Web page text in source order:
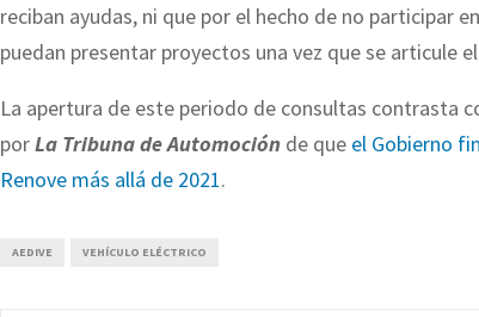
reciban ayudas, ni que por el hecho de no participar
puedan presentar proyectos una vez que se articule
La apertura de este periodo de consultas contrasta
porLa Tribuna de Automoción de que el Gobierno
Renove más allá de 2021.
AEDIVE VEHÍCULO ELÉCTRICO